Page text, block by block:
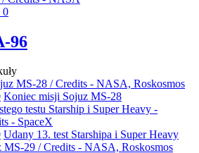
0
96
Koniec misji Sojuz MS-28
Udany 13. test Starshipa i Super Heavy